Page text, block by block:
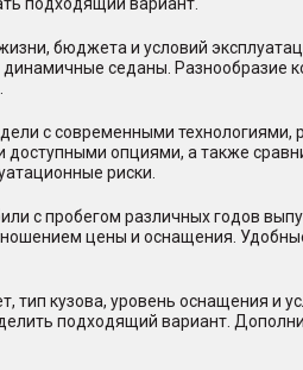
бюджета и условий
седаны. Разнообразие
с современными
доступными опциями, а также
риски.
с пробегом различных годов
цены и оснащения.
кузова, уровень оснащения и
подходящий вариант.